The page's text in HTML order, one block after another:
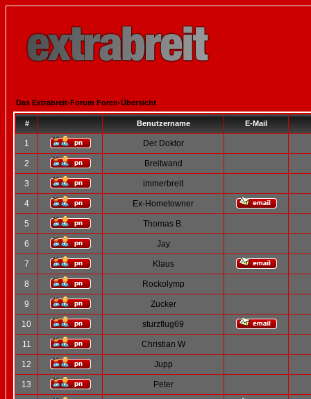
Das Extrabreit-Forum Foren-Übersicht
# Benutzername E-Mail
1 Der Doktor
2 Breitwand
3 immerbreit
4 Ex-Hometowner
5 Thomas B.
6 Jay
7 Klaus
8 Rockolymp
9 Zucker
10 sturzflug69
11 Christian W
12 Jupp
13 Peter